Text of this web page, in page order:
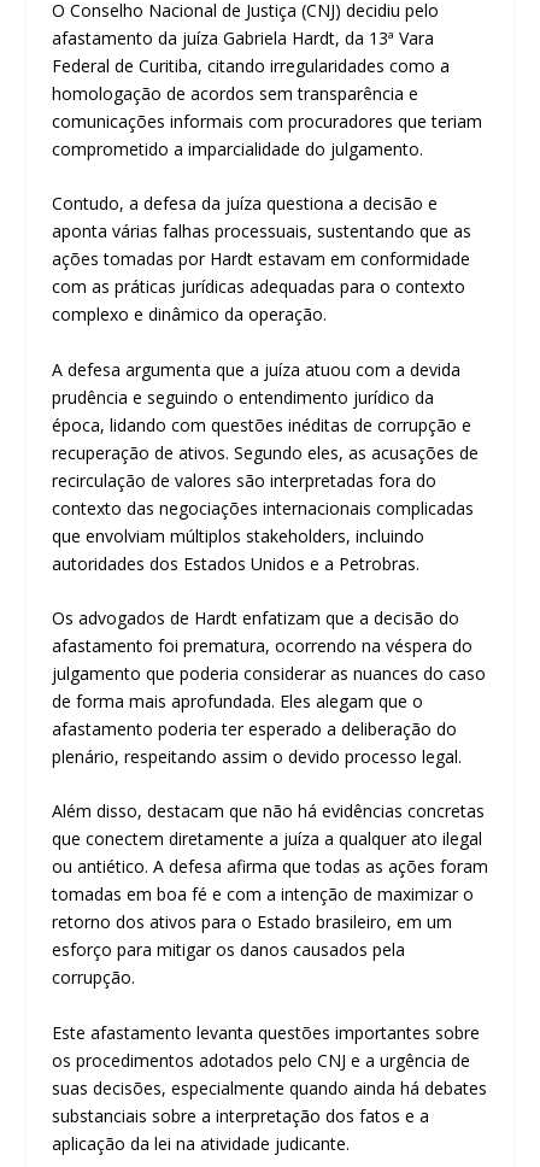
O Conselho Nacional de Justiça (CNJ) decidiu pelo
afastamento da juíza Gabriela Hardt, da 13ª Vara
Federal de Curitiba, citando irregularidades como a
homologação de acordos sem transparência e
comunicações informais com procuradores que teriam
comprometido a imparcialidade do julgamento.
Contudo, a defesa da juíza questiona a decisão e
aponta várias falhas processuais, sustentando que as
ações tomadas por Hardt estavam em conformidade
com as práticas jurídicas adequadas para o contexto
complexo e dinâmico da operação.
A defesa argumenta que a juíza atuou com a devida
prudência e seguindo o entendimento jurídico da
época, lidando com questões inéditas de corrupção e
recuperação de ativos. Segundo eles, as acusações de
recirculação de valores são interpretadas fora do
contexto das negociações internacionais complicadas
que envolviam múltiplos stakeholders, incluindo
autoridades dos Estados Unidos e a Petrobras.
Os advogados de Hardt enfatizam que a decisão do
afastamento foi prematura, ocorrendo na véspera do
julgamento que poderia considerar as nuances do caso
de forma mais aprofundada. Eles alegam que o
afastamento poderia ter esperado a deliberação do
plenário, respeitando assim o devido processo legal.
Além disso, destacam que não há evidências concretas
que conectem diretamente a juíza a qualquer ato ilegal
ou antiético. A defesa afirma que todas as ações foram
tomadas em boa fé e com a intenção de maximizar o
retorno dos ativos para o Estado brasileiro, em um
esforço para mitigar os danos causados pela
corrupção.
Este afastamento levanta questões importantes sobre
os procedimentos adotados pelo CNJ e a urgência de
suas decisões, especialmente quando ainda há debates
substanciais sobre a interpretação dos fatos e a
aplicação da lei na atividade judicante.